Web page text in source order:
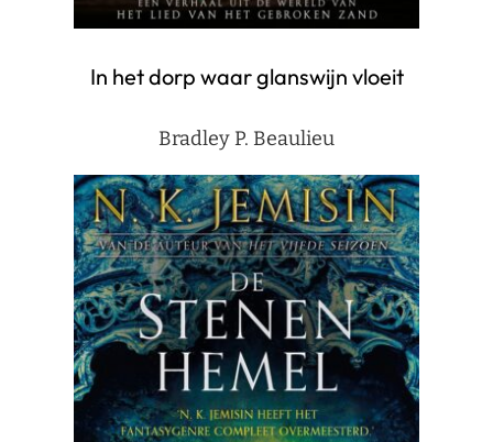
In het dorp waar glanswijn vloeit
Bradley P. Beaulieu